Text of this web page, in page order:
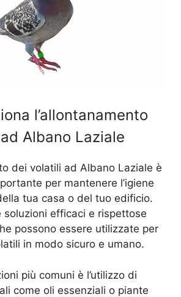
l’allontanamento
Albano Laziale
dei volatili ad Albano Laziale è
per mantenere l’igiene
tua casa o del tuo edificio.
soluzioni efficaci e rispettose
possono essere utilizzate per
in modo sicuro e umano.
più comuni è l’utilizzo di
come oli essenziali o piante